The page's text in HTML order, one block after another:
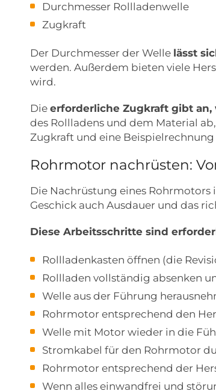
Durchmesser Rollladenwelle
Zugkraft
Der Durchmesser der Welle lässt
werden. Außerdem bieten viele
wird.
Die erforderliche Zugkraft gibt an,
des Rollladens und dem Material
Zugkraft und eine
Rohrmotor nachrüsten:
Die Nachrüstung eines
Geschick auch Ausdauer und das
Diese Arbeitsschritte sind
Rollladenkasten öffnen (die
Rollladen vollständig absenken
Welle aus der Führung
Rohrmotor entsprechend den
Welle mit Motor wieder in die
Stromkabel für den Rohrmotor
Rohrmotor entsprechend der
Wenn alles einwandfrei und